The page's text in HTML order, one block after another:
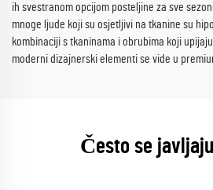
ih svestranom opcijom posteljine za sve
mnoge ljude koji su osjetljivi na tkanine su
kombinaciji s tkaninama i obrubima koji
moderni dizajnerski elementi se vide u
Često se